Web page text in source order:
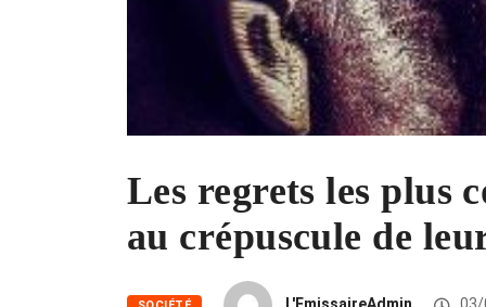
Les regrets les plus
au crépuscule de